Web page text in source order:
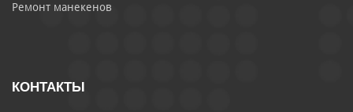
Ремонт манекенов
КОНТАКТЫ